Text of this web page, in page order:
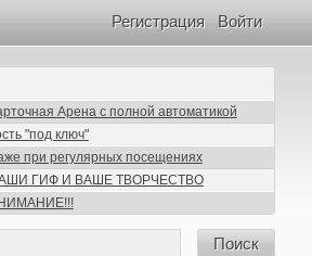
Войти
Регистрация
Арена с полной автоматикой
"под ключ"
при регулярных посещениях
ГИФ И ВАШЕ ТВОРЧЕСТВО
Поиск